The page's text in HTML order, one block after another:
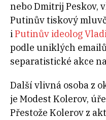
nebo Dmitrij Peskov,
Putinův tiskový
iPutinův ideolog
podle uniklých
separatistické akce
Další vlivná osoba z
je Modest Kolerov,
Přestože Kolerov z